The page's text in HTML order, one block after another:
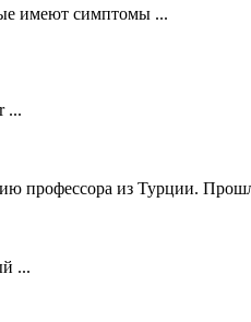
имеют симптомы ...
...
профессора из Турции.
...